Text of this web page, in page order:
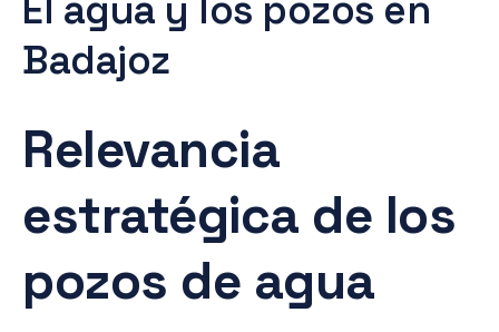
El agua y los pozos en
Badajoz
Relevancia
estratégica de los
pozos de agua